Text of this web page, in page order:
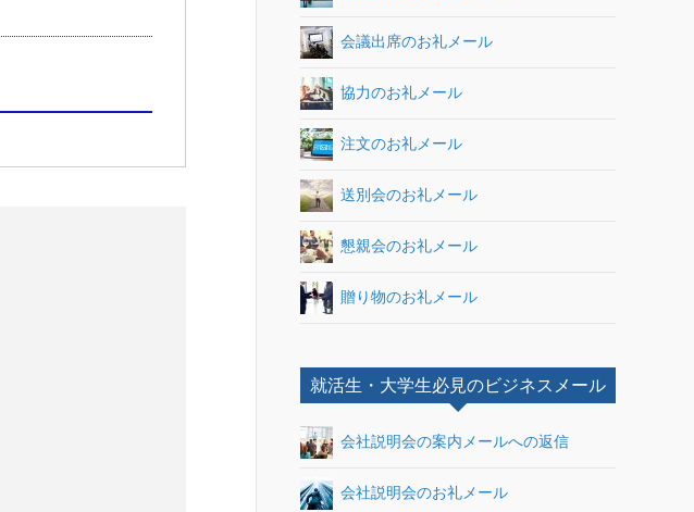
会議出席のお礼メール
協力のお礼メール
注文のお礼メール
送別会のお礼メール
懇親会のお礼メール
贈り物のお礼メール
就活生・大学生必見のビジネスメール
会社説明会の案内メールへの返信
会社説明会のお礼メール